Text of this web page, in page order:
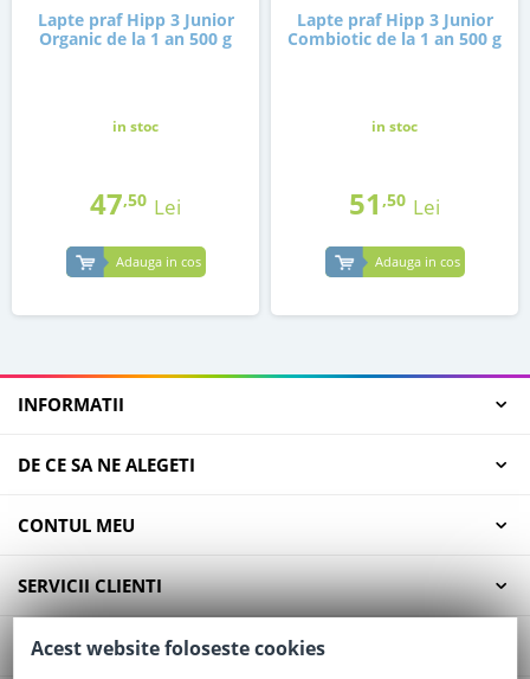
Lapte praf Hipp 3 Junior
Organic de la 1 an 500 g
in stoc
47,50 Lei
Adauga in cos
Lapte praf Hipp 3 Junior
Combiotic de la 1 an 500 g
in stoc
51 ,50 Lei
Adauga in cos
INFORMATII
DE CE SA NE ALEGETI
CONTUL MEU
SERVICII CLIENTI
CONTACT
Acest website foloseste cookies